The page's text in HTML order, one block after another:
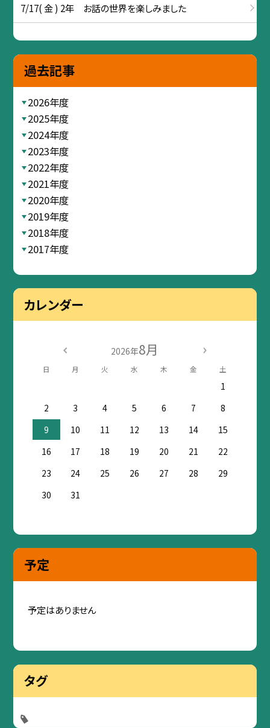
7/17( 金 ) 2年 お話の世界を楽しみました
過去記事
2026年度
2025年度
2024年度
2023年度
2022年度
2021年度
2020年度
2019年度
2018年度
2017年度
カレンダー
2026年8月
日 月 火 水 木 金 土
1
2
3 4 5 6 7
8
9
10 11 12 13 14
15
16
17 18 19 20 21
22
23
24 25 26 27 28
29
30
31
予定
予定はありません
タグ